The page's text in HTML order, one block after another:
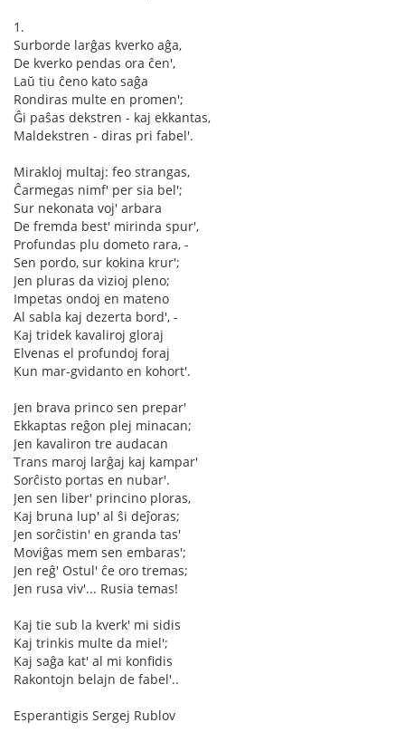
1.
Surborde larĝas kverko aĝa,
De kverko pendas ora ĉen',
Laŭ tiu ĉeno kato saĝa
Rondiras multe en promen';
Ĝi paŝas dekstren - kaj ekkantas,
Maldekstren - diras pri fabel'.
Mirakloj multaj: feo strangas,
Ĉarmegas nimf' per sia bel';
Sur nekonata voj' arbara
De fremda best' mirinda spur',
Profundas plu dometo rara, -
Sen pordo, sur kokina krur';
Jen pluras da vizioj pleno;
Impetas ondoj en mateno
Al sabla kaj dezerta bord', -
Kaj tridek kavaliroj gloraj
Elvenas el profundoj foraj
Kun mar-gvidanto en kohort'.
Jen brava princo sen prepar'
Ekkaptas reĝon plej minacan;
Jen kavaliron tre audacan
Trans maroj larĝaj kaj kampar'
Sorĉisto portas en nubar'.
Jen sen liber' princino ploras,
Kaj bruna lup' al ŝi deĵoras;
Jen sorĉistin' en granda tas'
Moviĝas mem sen embaras';
Jen reĝ' Ostul' ĉe oro tremas;
Jen rusa viv'... Rusia temas!
Kaj tie sub la kverk' mi sidis
Kaj trinkis multe da miel';
Kaj saĝa kat' al mi konfidis
Rakontojn belajn de fabel'..
Esperantigis Sergej Rublov